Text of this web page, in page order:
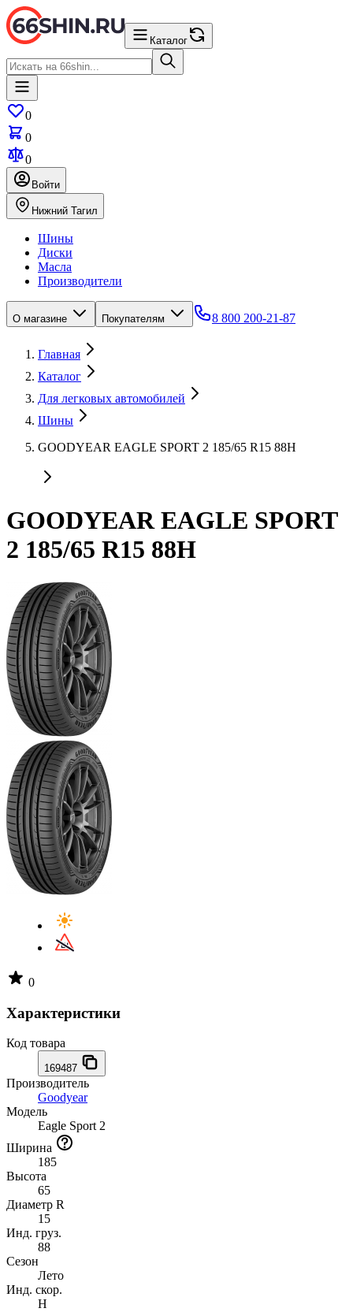
Каталог
0
0
0
Войти
Нижний Тагил
Шины
Диски
Масла
Производители
О магазине Покупателям 8 800 200-21-87
Главная
Каталог
Для легковых автомобилей
Шины
GOODYEAR EAGLE SPORT 2 185/65 R15 88H
GOODYEAR EAGLE SPORT
2 185/65 R15 88H
0
Характеристики
Код товара
169487
Производитель
Goodyear
Модель
Eagle Sport 2
Ширина
185
Высота
65
Диаметр R
15
Инд. груз.
88
Сезон
Лето
Инд. скор.
H